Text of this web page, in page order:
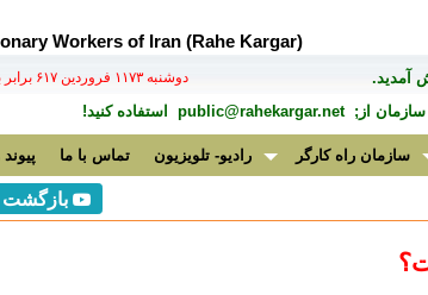
Workers of Iran (Rahe Kargar)
آمديد. دوشنبه ۱۱۷۳ فروردين ۶۱۷ برابر با ۰۱ ژانويه ۰۰۰۱
سازمان از;public@rahekargar.net استفاده کنید!
سازمان راه کارگر رادیو- تلویزیون تماس با ما پیوند
بازگشت